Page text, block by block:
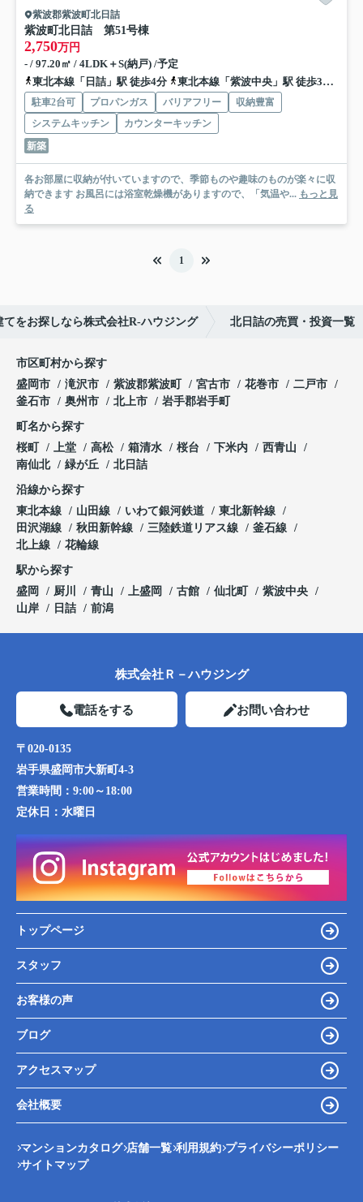
紫波郡紫波町北日詰
紫波町北日詰 第51号棟
2,750万円
- / 97.20㎡ / 4LDK＋S(納戸) /予定
東北本線「日詰」駅 徒歩4分
東北本線「紫波中央」駅 徒歩30分
駐車2台可 プロパンガス バリアフリー
収納豊富
システムキッチン
カウンターキッチン
新築
各お部屋に収納が付いていますので、季節ものや趣味のものが楽々に収
納できます お風呂には浴室乾燥機がありますので、「気温や... もっと見
る
1
てをお探しなら株式会社R-ハウジング 北日詰の売買・投資一覧
市区町村から探す
盛岡市
滝沢市 紫波郡紫波町 宮古市 花巻市
二戸市
釜石市
奥州市 北上市 岩手郡岩手町
町名から探す
桜町
上堂 高松 箱清水 桜台 下米内
西青山
南仙北
緑が丘 北日詰
沿線から探す
東北本線
山田線 いわて銀河鉄道
東北新幹線
田沢湖線
秋田新幹線 三陸鉄道リアス線
釜石線
北上線
花輪線
駅から探す
盛岡
厨川 青山 上盛岡 古館 仙北町
紫波中央
山岸
日詰 前潟
株式会社Ｒ－ハウジング
電話をする お問い合わせ
〒020-0135
岩手県盛岡市大新町4-3
営業時間： 9:00～18:00
定休日： 水曜日
トップページ
スタッフ
お客様の声
ブログ
アクセスマップ
会社概要
マンションカタログ 店舗一覧 利用規約 プライバシーポリシー
サイトマップ